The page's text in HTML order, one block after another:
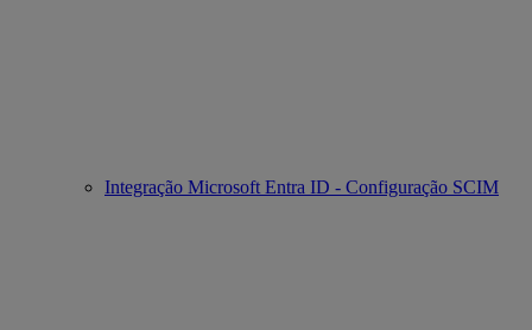
Integração Microsoft Entra ID - Configuração SCIM